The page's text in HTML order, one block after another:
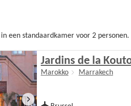
een standaardkamer voor 2 personen.
Jardins de la
Marokko Marrakech